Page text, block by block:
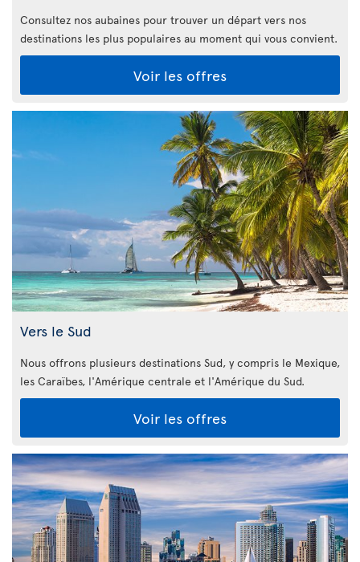
Consultez nos aubaines pour trouver un départ vers nos
destinations les plus populaires au moment qui vous convient.
Voir les offres
Vers le Sud
Nous offrons plusieurs destinations Sud, y compris le Mexique,
les Caraïbes, l'Amérique centrale et l'Amérique du Sud.
Voir les offres